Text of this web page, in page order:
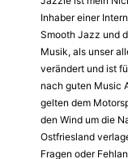
Inhaber einer
Smooth Jazz und
Musik, als unser
verändert und ist
nach guten Music
gelten dem
den Wind um die
Ostfriesland
Fragen oder